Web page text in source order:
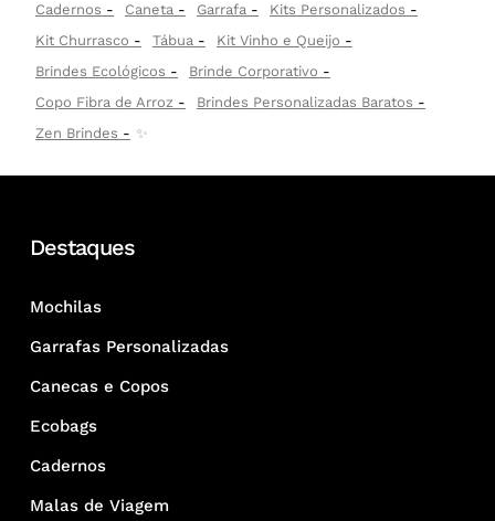
Cadernos
Caneta Garrafa
Kits Personalizados
Kit Churrasco
Tábua
Kit Vinho e Queijo
Brindes Ecológicos
Brinde Corporativo
Copo Fibra de Arroz
Brindes Personalizadas Baratos
Zen Brindes
✨
Destaques
Mochilas
Garrafas Personalizadas
Canecas e Copos
Ecobags
Cadernos
Malas de Viagem